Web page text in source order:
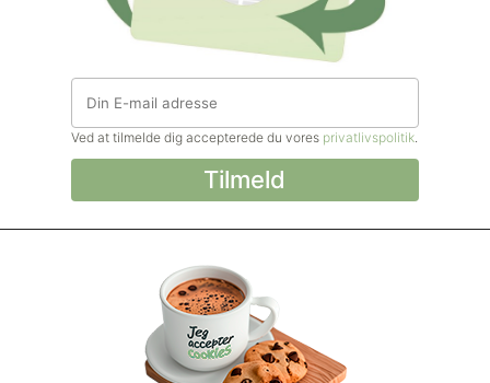
Ved at tilmelde dig accepterede du vores privatlivspolitik.
© Madforlivet.com, 2000–2025. Alle
rettigheder forbeholdt.
øvrigt materiale må kun gengives med
tilladelse fra Sophia Helse ApS.